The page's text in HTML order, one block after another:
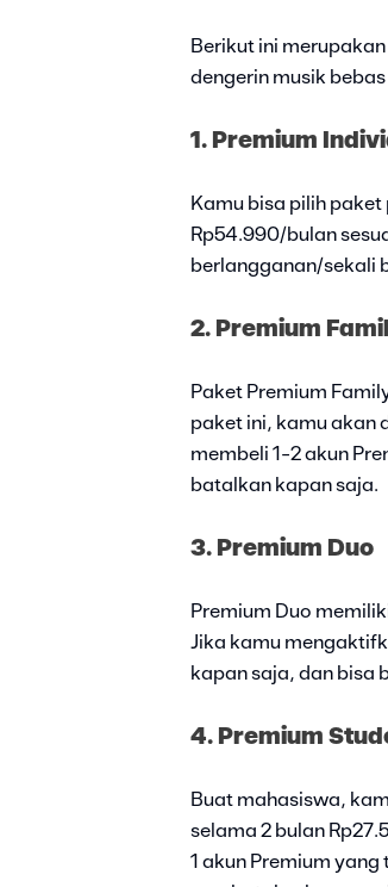
Berikut ini
dengerin musik bebas
1. Premium
Kamu bisa pilih
Rp54.990/bulan
berlangganan/sekali
2. Premium
Paket Premium
paket ini, kamu akan
membeli 1-2 akun
batalkan kapan saja.
3. Premium Duo
Premium Duo
Jika kamu
kapan saja, dan bisa
4. Premium
Buat mahasiswa,
selama 2 bulan
1 akun Premium